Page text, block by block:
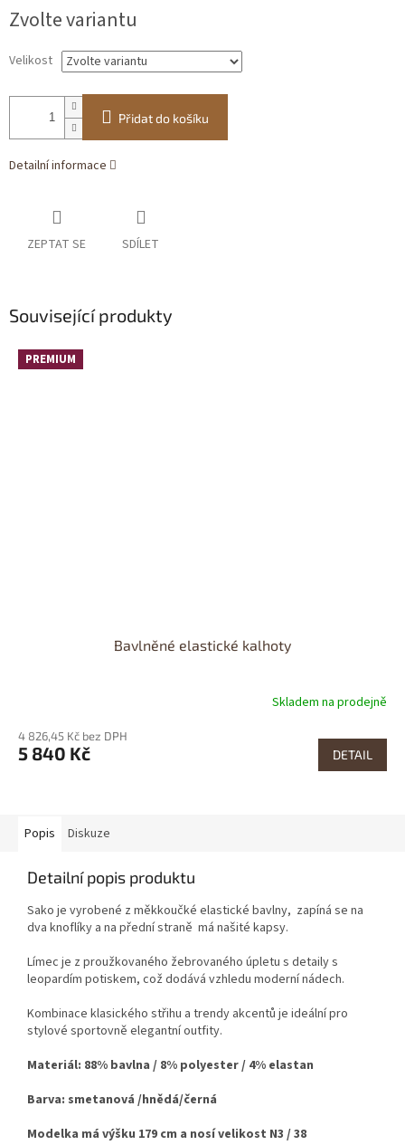
cena:
Zvolte variantu
Velikost
Přidat do košíku
Detailní informace
ZEPTAT SE SDÍLET
Související produkty
PREMIUM
Bavlněné elastické kalhoty
Skladem na prodejně
4 826,45 Kč bez DPH
5 840 Kč DETAIL
Popis Diskuze
Detailní popis produktu
Sako je vyrobené z měkkoučké elastické bavlny, zapíná se na
dva knoflíky a na přední straně má našité kapsy.
Límec je z proužkovaného žebrovaného úpletu s detaily s
leopardím potiskem, což dodává vzhledu moderní nádech.
Kombinace klasického střihu a trendy akcentů je ideální pro
stylové sportovně elegantní outfity.
Materiál: 88% bavlna / 8% polyester / 4% elastan
Barva: smetanová /hnědá/černá
Modelka má výšku 179 cm a nosí velikost N3 / 38